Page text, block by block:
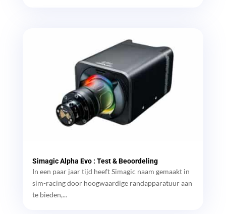
Simagic Alpha Evo : Test & Beoordeling
In een paar jaar tijd heeft Simagic naam gemaakt in
sim-racing door hoogwaardige randapparatuur aan
te bieden,...